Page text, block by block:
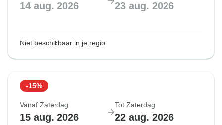
14 aug. 2026 23 aug. 2026
Niet beschikbaar in je regio
-15%
Vanaf Zaterdag
15 aug. 2026
Tot Zaterdag
22 aug. 2026